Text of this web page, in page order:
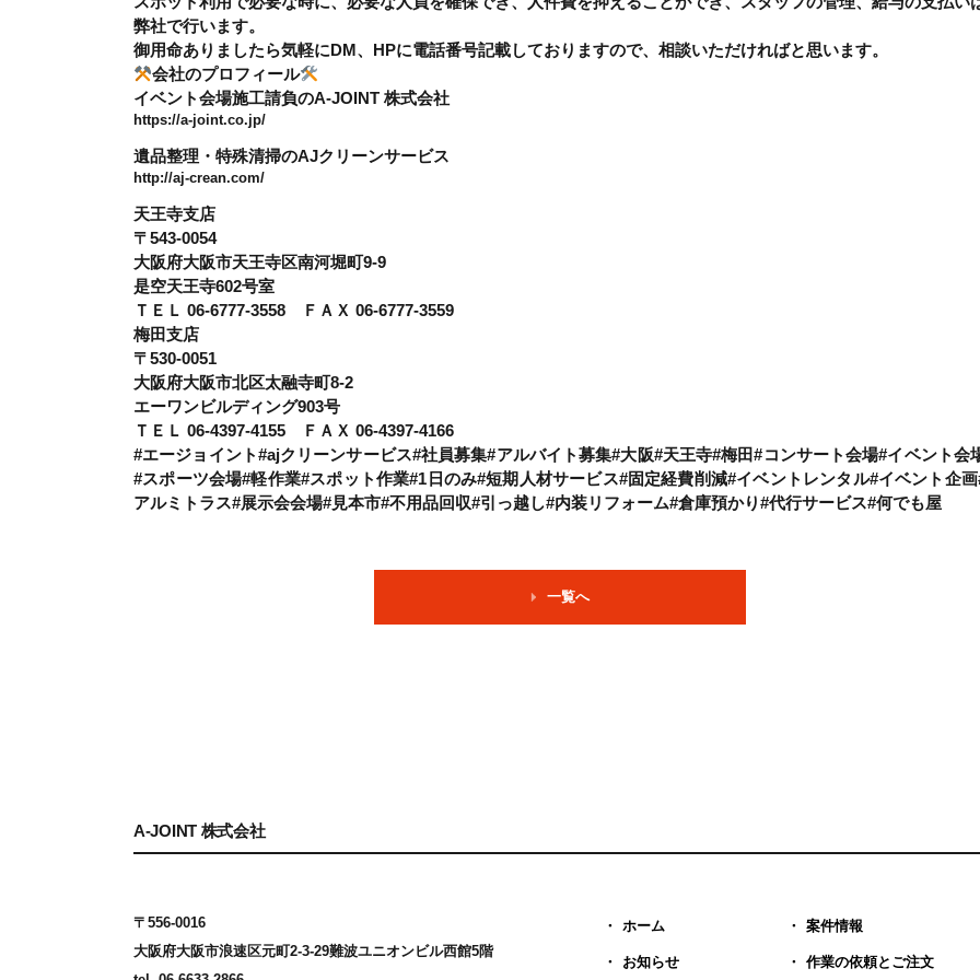
弊社で行います。
御用命ありましたら気軽にDM、HPに電話番号記載しておりますので、相談いただければと思います。
会社のプロフィール
イベント会場施工請負のA-JOINT 株式会社
https://a-joint.co.jp/
遺品整理・特殊清掃のAJクリーンサービス
http://aj-crean.com/
天王寺支店
〒543-0054
大阪府大阪市天王寺区南河堀町9-9
是空天王寺602号室
ＴＥＬ 06-6777-3558 ＦＡＸ 06-6777-3559
梅田支店
〒530-0051
大阪府大阪市北区太融寺町8-2
エーワンビルディング903号
ＴＥＬ 06-4397-4155 ＦＡＸ 06-4397-4166
#エージョイント#ajクリーンサービス#社員募集#アルバイト募集#大阪#天王寺#梅田#コンサート会場#イベント会
#スポーツ会場#軽作業#スポット作業#1日のみ#短期人材サービス#固定経費削減#イベントレンタル#イベント企
アルミトラス#展示会会場#見本市#不用品回収#引っ越し#内装リフォーム#倉庫預かり#代行サービス#何でも屋
一覧へ
A-JOINT 株式会社
〒556-0016
大阪府大阪市浪速区元町2-3-29難波ユニオンビル西館5階
ホーム
お知らせ
案件情報
作業の依頼とご注文